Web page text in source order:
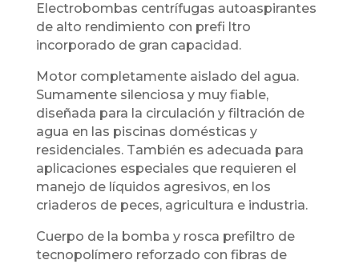
Electrobombas centrífugas autoaspirantes
de alto rendimiento con prefi ltro
incorporado de gran capacidad.
Motor completamente aislado del agua.
Sumamente silenciosa y muy fiable,
diseñada para la circulación y filtración de
agua en las piscinas domésticas y
residenciales. También es adecuada para
aplicaciones especiales que requieren el
manejo de líquidos agresivos, en los
criaderos de peces, agricultura e industria.
Cuerpo de la bomba y rosca prefiltro de
tecnopolímero reforzado con fibras de